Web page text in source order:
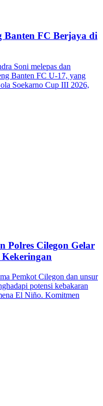
Banten FC Berjaya di
Soni melepas dan
Banten FC U-17, yang
Soekarno Cup III 2026,
Polres Cilegon Gelar
Kekeringan
Pemkot Cilegon dan unsur
potensi kebakaran
El Niño. Komitmen